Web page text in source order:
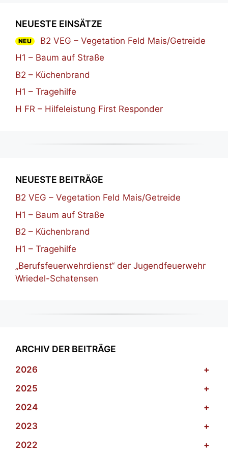
NEUESTE EINSÄTZE
NEU
B2 VEG – Vegetation Feld Mais/Getreide
H1 – Baum auf Straße
B2 – Küchenbrand
H1 – Tragehilfe
H FR – Hilfeleistung First Responder
NEUESTE BEITRÄGE
B2 VEG – Vegetation Feld Mais/Getreide
H1 – Baum auf Straße
B2 – Küchenbrand
H1 – Tragehilfe
„Berufsfeuerwehrdienst“ der Jugendfeuerwehr
Wriedel-Schatensen
ARCHIV DER BEITRÄGE
2026
+
2025
+
2024
+
2023
+
2022
+